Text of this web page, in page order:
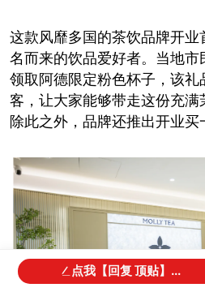
这款风靡多国的茶饮品牌开
名而来的饮品爱好者。当地市
领取阿德限定粉色杯子，该礼
客，让大家能够带走这份充满
除此之外，品牌还推出开业买
点我【回复 顶贴】...